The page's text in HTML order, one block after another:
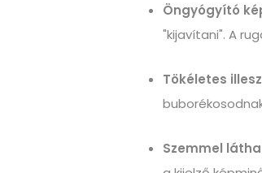
Öngyógyító
"kijavítani". A
Tökéletes
Szemmel